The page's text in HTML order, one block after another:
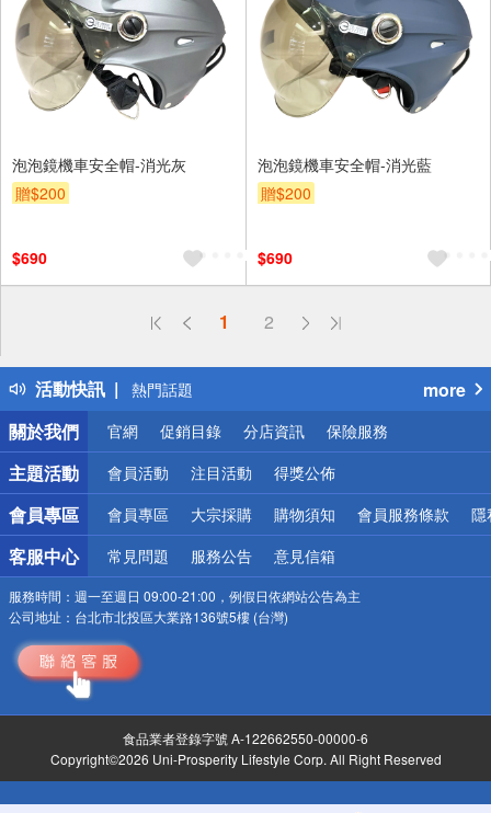
泡泡鏡機車安全帽-消光灰
贈$200
$690
泡泡鏡機車安全帽-消光藍
贈$200
$690
1 2
活動快訊
偏遠地區配送
得獎公告
熱門話題
銀行優惠
偏遠地區配送
詐騙網頁！請小心！
more
關於我們
官網 促銷目錄 分店資訊 保險服務
主題活動 會員活動 注目活動 得獎公佈
會員專區 會員專區 大宗採購 購物須知 會員服務條款 隱
客服中心 常見問題 服務公告 意見信箱
服務時間： 週一至週日 09:00-21:00，例假日依網站公告為主
公司地址： 台北市北投區大業路136號5樓 (台灣)
食品業者登錄字號 A-122662550-00000-6
Copyright©2026 Uni-Prosperity Lifestyle Corp. All Right Reserved